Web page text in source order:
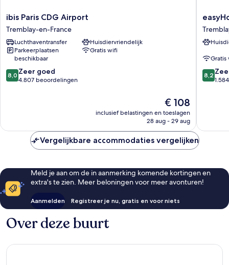
ibis
Paris
CDG
Airport
Tremblay-
en-
France
ibis Paris CDG Airport
Tremblay-en-France
Luchthaventransfer
Huisdiervriendelijk
Parkeerplaatsen
beschikbaar
Gratis wifi
8.0
van
8,0 Zeer goed
4.807 beoordelingen
De
prijs
is
€ 108
inclusief belastingen en toeslagen
28 aug - 29 aug
Paris
Charles
de
en-
France
Gratis
8.2
van
8,2
Vergelijkbare accommodaties vergelijken
Meld je aan om de in aanmerking komende kortingen en
extra's te zien. Meer beloningen voor meer avonturen!
Aanmelden Registreer je nu, gratis en voor niets
Over deze buurt